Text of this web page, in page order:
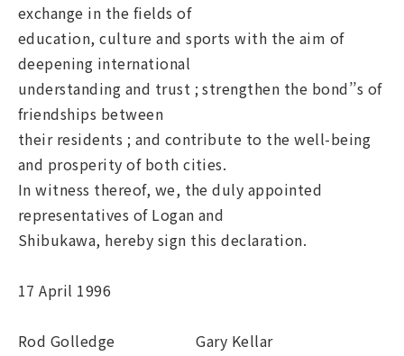
exchange in the fields of
education, culture and sports with the aim of
deepening international
understanding and trust ; strengthen the bond’’s of
friendships between
their residents ; and contribute to the well-being
and prosperity of both cities.
In witness thereof, we, the duly appointed
representatives of Logan and
Shibukawa, hereby sign this declaration.
17 April 1996
Rod Golledge Gary Kellar